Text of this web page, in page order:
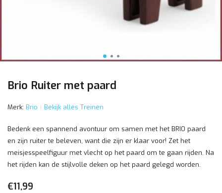
Brio Ruiter met paard
Merk: Brio Bekijk alles Treinen
Bedenk een spannend avontuur om samen met het BRIO paard
en zijn ruiter te beleven, want die zijn er klaar voor! Zet het
meisjesspeelfiguur met vlecht op het paard om te gaan rijden. Na
het rijden kan de stijlvolle deken op het paard gelegd worden.
€11,99